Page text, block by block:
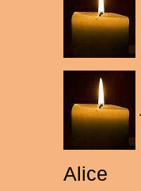
Alice